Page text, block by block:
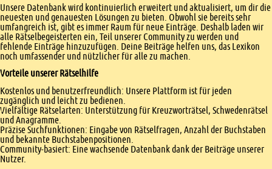
Unsere Datenbank wird kontinuierlich erweitert und aktualisiert, um dir die
neuesten und genauesten Lösungen zu bieten. Obwohl sie bereits sehr
umfangreich ist, gibt es immer Raum für neue Einträge. Deshalb laden wir
alle Rätselbegeisterten ein, Teil unserer Community zu werden und
fehlende Einträge hinzuzufügen. Deine Beiträge helfen uns, das Lexikon
noch umfassender und nützlicher für alle zu machen.
Vorteile unserer Rätselhilfe
Kostenlos und benutzerfreundlich: Unsere Plattform ist für jeden
zugänglich und leicht zu bedienen.
Vielfältige Rätselarten: Unterstützung für Kreuzworträtsel, Schwedenrätsel
und Anagramme.
Präzise Suchfunktionen: Eingabe von Rätselfragen, Anzahl der Buchstaben
und bekannte Buchstabenpositionen.
Community-basiert: Eine wachsende Datenbank dank der Beiträge unserer
Nutzer.